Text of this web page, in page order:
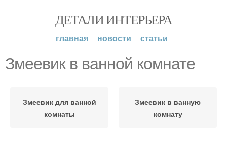
ДЕТАЛИ ИНТЕРЬЕРА
главная новости статьи
Змеевик в ванной комнате
Змеевик для ванной
комнаты
Змеевик в ванную
комнату